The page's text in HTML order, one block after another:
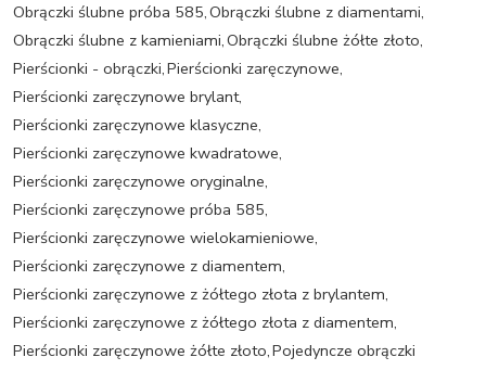
Obrączki ślubne próba 585,Obrączki ślubne z diamentami,
Obrączki ślubne z kamieniami,Obrączki ślubne żółte złoto,
Pierścionki - obrączki,Pierścionki zaręczynowe,
Pierścionki zaręczynowe brylant,
Pierścionki zaręczynowe klasyczne,
Pierścionki zaręczynowe kwadratowe,
Pierścionki zaręczynowe oryginalne,
Pierścionki zaręczynowe próba 585,
Pierścionki zaręczynowe wielokamieniowe,
Pierścionki zaręczynowe z diamentem,
Pierścionki zaręczynowe z żółtego złota z brylantem,
Pierścionki zaręczynowe z żółtego złota z diamentem,
Pierścionki zaręczynowe żółte złoto,Pojedyncze obrączki